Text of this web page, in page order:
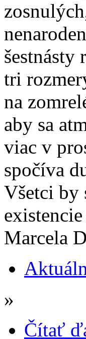
tri
na
aby sa
viac v
spočíva
Všetci by
Marcela
»
Čítať